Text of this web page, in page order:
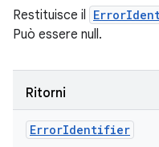
Restituisce il
Può essere null.
Ritorni
ErrorIdentifier